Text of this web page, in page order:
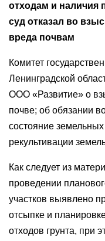
отходам и наличия
суд отказал во
вреда почвам
Комитет
Ленинградской
ООО «Развитие» о
почве; об обязании
состояние земельных
рекультивации
Как следует из
проведении
участков выявлено
отсыпке и
отходов грунта, при